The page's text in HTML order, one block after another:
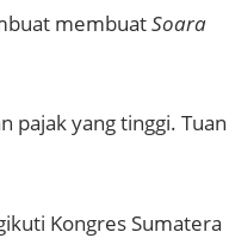
membuatSoara
pajak yang tinggi. Tuan
Kongres Sumatera